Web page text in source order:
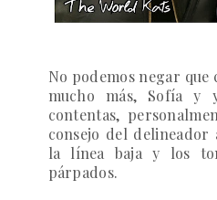
No podemos negar
mucho más, Sofía y
contentas,
consejo del
la línea baja y los
párpados.